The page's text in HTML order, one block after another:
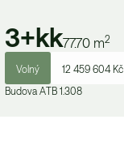
3+kk77.70 m2
Volný 12 459 604 Kč
Budova ATB 1.308